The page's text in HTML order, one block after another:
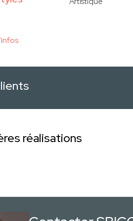
réalisations